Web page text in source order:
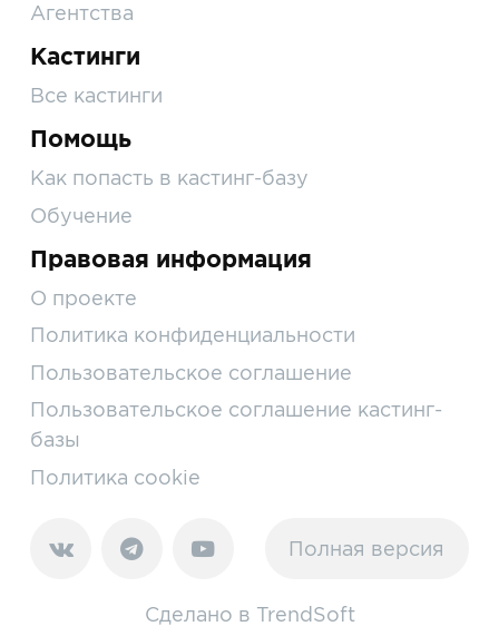
Агентства
Кастинги
Все кастинги
Помощь
Как попасть в кастинг-базу
Обучение
Правовая информация
О проекте
Политика конфиденциальности
Пользовательское соглашение
Пользовательское соглашение кастинг-
базы
Политика cookie
Полная версия
Сделано в TrendSoft